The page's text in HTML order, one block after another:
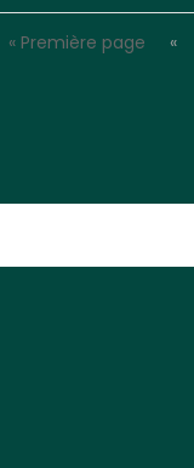
« Première page «